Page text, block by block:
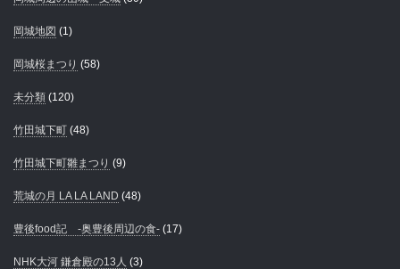
岡城地図 (1)
岡城桜まつり (58)
未分類 (120)
竹田城下町 (48)
竹田城下町雛まつり (9)
荒城の月 LA LA LAND (48)
豊後food記 -奥豊後周辺の食- (17)
NHK大河 鎌倉殿の13人 (3)